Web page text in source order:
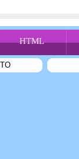
HTML